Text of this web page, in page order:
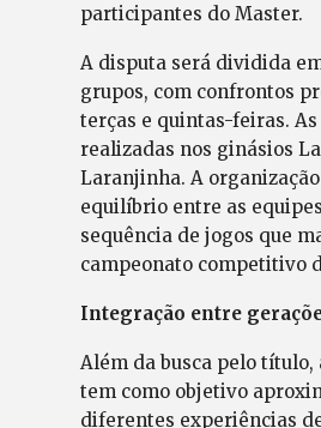
participantes do Master.
A disputa será dividida
grupos, com confrontos
terças e quintas-feiras.
realizadas nos ginásios
Laranjinha. A
equilíbrio entre as
sequência de jogos que
campeonato competitivo
Integração entre
Além da busca pelo título,
tem como objetivo
diferentes experiências